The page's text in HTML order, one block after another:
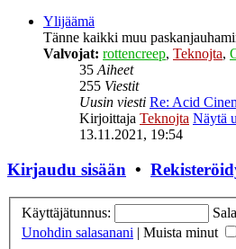
Ylijäämä
Tänne kaikki muu
Valvojat: rottencreep, Teknojta,
35Aiheet
255 Viestit
Uusin viesti Re: Acid
Kirjoittaja Teknojta Näytä
13.11.2021, 19:54
Kirjaudu sisään •
Käyttäjätunnus:
Unohdin salasanani | Muista minut